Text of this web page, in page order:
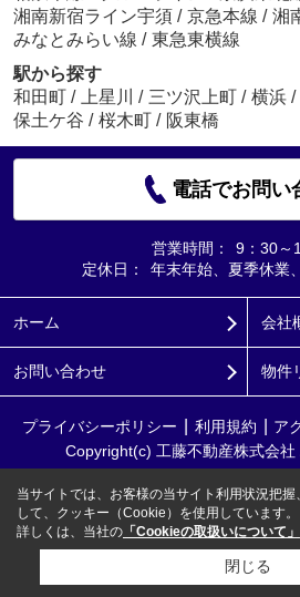
湘南新宿ライン宇須 / 京急本線 / 湘
みなとみらい線 / 東急東横線
駅から探す
和田町 / 上星川 / 三ツ沢上町 / 横浜 /
保土ケ谷 / 桜木町 / 阪東橋
電話でお問い
営業時間：
9：30～
定休日：
年末年始、夏季休業
ホーム 会社
お問い合わせ 物件
プライバシーポリシー 利用規約 ア
Copyright(c) 工藤不動産株式会社
当サイトでは、お客様の当サイト利用状況把
して、クッキー（Cookie）を使用しています。
詳しくは、当社の 「Cookieの取扱いについて」
閉じる